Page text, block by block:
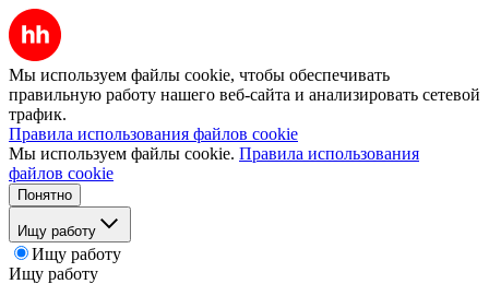
Мы используем файлы cookie, чтобы обеспечивать
правильную работу нашего веб-сайта и анализировать сетевой
трафик.
Правила использования файлов cookie
Мы используем файлы cookie. Правила использования
файлов cookie
Понятно
Ищу работу
Ищу работу
Ищу работу